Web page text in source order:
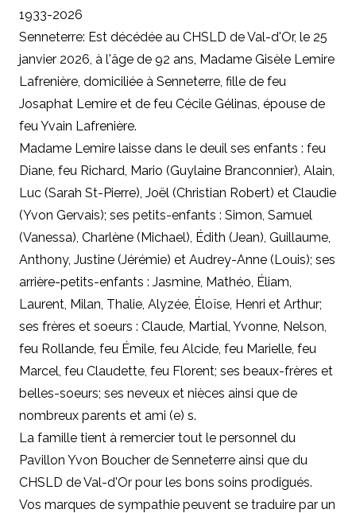
1933-2026
Senneterre: Est décédée au CHSLD de Val-d'Or, le 25
janvier 2026, à l'âge de 92 ans, Madame Gisèle Lemire
Lafrenière, domiciliée à Senneterre, fille de feu
Josaphat Lemire et de feu Cécile Gélinas, épouse de
feu Yvain Lafrenière.
Madame Lemire laisse dans le deuil ses enfants : feu
Diane, feu Richard, Mario (Guylaine Branconnier), Alain,
Luc (Sarah St-Pierre), Joël (Christian Robert) et Claudie
(Yvon Gervais); ses petits-enfants : Simon, Samuel
(Vanessa), Charlène (Michael), Édith (Jean), Guillaume,
Anthony, Justine (Jérémie) et Audrey-Anne (Louis); ses
arrière-petits-enfants : Jasmine, Mathéo, Éliam,
Laurent, Milan, Thalie, Alyzée, Éloïse, Henri et Arthur;
ses frères et soeurs : Claude, Martial, Yvonne, Nelson,
feu Rollande, feu Émile, feu Alcide, feu Marielle, feu
Marcel, feu Claudette, feu Florent; ses beaux-frères et
belles-soeurs; ses neveux et nièces ainsi que de
nombreux parents et ami (e) s.
La famille tient à remercier tout le personnel du
Pavillon Yvon Boucher de Senneterre ainsi que du
CHSLD de Val-d'Or pour les bons soins prodigués.
Vos marques de sympathie peuvent se traduire par un